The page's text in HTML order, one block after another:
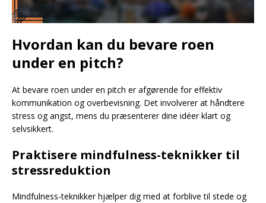
Hvordan kan du bevare roen
under en pitch?
At bevare roen under en pitch er afgørende for effektiv
kommunikation og overbevisning. Det involverer at håndtere
stress og angst, mens du præsenterer dine idéer klart og
selvsikkert.
Praktisere mindfulness-teknikker til
stressreduktion
Mindfulness-teknikker hjælper dig med at forblive til stede og